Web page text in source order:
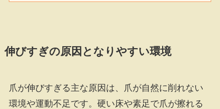
伸びすぎの原因となりやすい環境
爪が伸びすぎる主な原因は、爪が自然に削れない
環境や運動不足です。硬い床や素足で爪が擦れる